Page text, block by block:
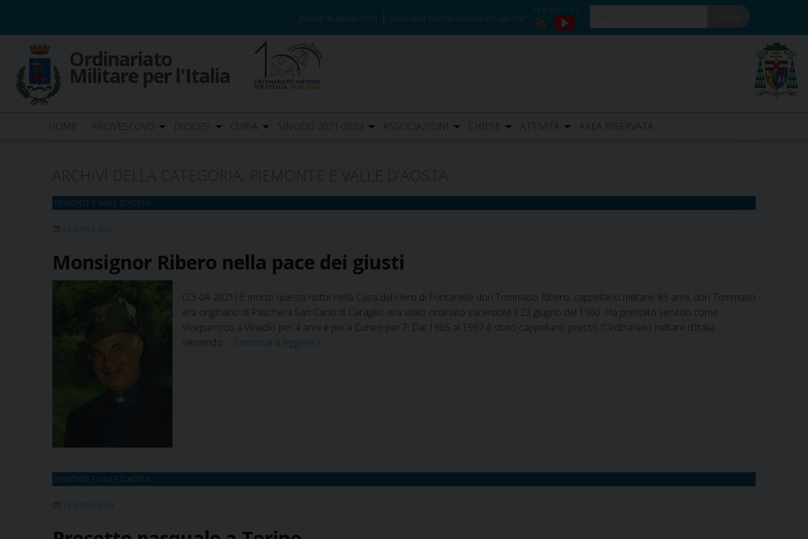
content
giovedì 06 agosto 2026 Festa della Trasfigurazione del Signore
RSS
YouTube
Ordinariato
Militare per l'Italia
HOME ARCIVESCOVO DIOCESI CURIA SINODO 2021-2023 ASSOCIAZIONI CHIESE ATTIVITÀ AREA RISERVATA
PIEMONTE E VALLE D'AOSTA
23 APRILE 2021
Monsignor Ribero nella pace dei giusti
(23-04-2021) È morto questa notte nella Casa del clero di Fontanelle don Tommaso Ribero, cappellano militare. 85 anni, don Tommaso
era originario di Paschera San Carlo di Caraglio, era stato ordinato sacerdote il 23 giugno del 1960. Ha prestato servizio come
Viceparroco a Vinadio per 4 anni e poi a Cuneo per 7. Dal 1965 al 1997 è stato cappellano presso l’Ordinariato militare d’Italia
servendo … Continua a leggere Monsignor
»
PIEMONTE E VALLE D'AOSTA
15 APRILE 2019